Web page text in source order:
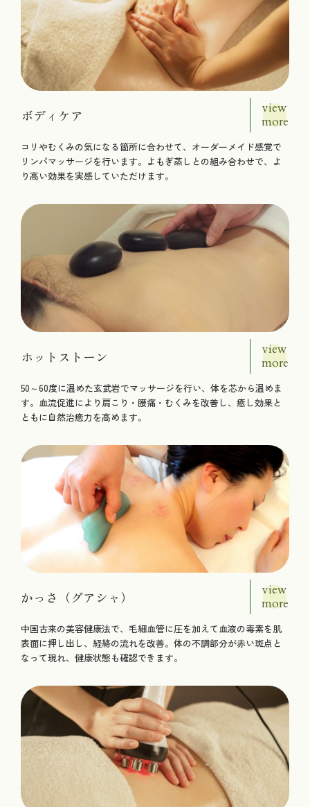
ボディケア
view
more
コリやむくみの気になる箇所に合わせて、オーダーメイド感覚で
リンパマッサージを行います。よもぎ蒸しとの組み合わせで、よ
り高い効果を実感していただけます。
ホットストーン
view
more
50～60度に温めた玄武岩でマッサージを行い、体を芯から温めま
す。血流促進により肩こり・腰痛・むくみを改善し、癒し効果と
ともに自然治癒力を高めます。
かっさ（グアシャ）
view
more
中国古来の美容健康法で、毛細血管に圧を加えて血液の毒素を肌
表面に押し出し、経絡の流れを改善。体の不調部分が赤い斑点と
なって現れ、健康状態も確認できます。